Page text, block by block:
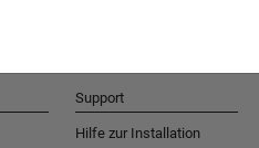
Support
Hilfe zur Installation